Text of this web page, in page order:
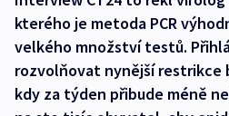
kterého je metoda PCR
velkého množství testů.
rozvolňovat nynější restrikce
kdy za týden přibude méně